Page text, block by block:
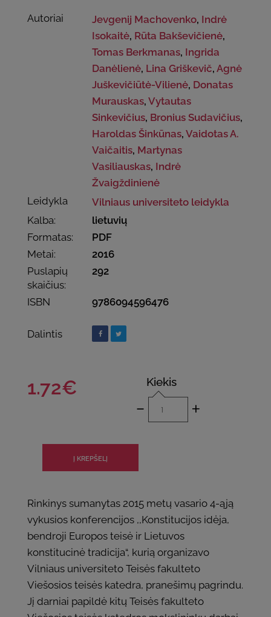
Autoriai Jevgenij Machovenko, Indrė
Isokaitė, Rūta Bakševičienė,
Tomas Berkmanas, Ingrida
Danėlienė, Lina Griškevič,Agnė
Juškevičiūtė-Vilienė, Donatas
Murauskas,Vytautas
Sinkevičius, Bronius Sudavičius,
Haroldas Šinkūnas,Vaidotas A.
Vaičaitis, Martynas
Vasiliauskas, Indrė
Žvaigždinienė
Leidykla
Vilniaus universiteto leidykla
Kalba:
lietuvių
Formatas:
PDF
Metai:
2016
Puslapių
skaičius:
292
ISBN 9786094596476
Dalintis
1.72€ Kiekis
- +
Rinkinys sumanytas 2015 metų vasario 4-ąją
vykusios konferencijos ,,Konstitucijos idėja,
bendroji Europos teisė ir Lietuvos
konstitucinė tradicija“, kurią organizavo
Vilniaus universiteto Teisės fakulteto
Viešosios teisės katedra, pranešimų pagrindu.
Jį darniai papildė kitų Teisės fakulteto